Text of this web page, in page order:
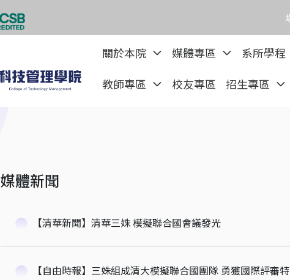
關於本院 媒體專區 系所學程
教師專區
校友專區 招生專區
媒體新聞
【清華新聞】清華三姝 模擬聯合國會議發光
【自由時報】三姝組成清大模擬聯合國團隊 勇獲國際評審